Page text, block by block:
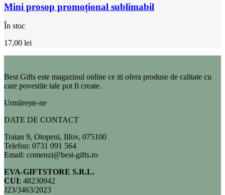
Mini prosop promoțional sublimabil
În stoc
17,00 lei
Best Gifts este magazinul online ce iti ofera produse de calitate cu
care povestile tale pot fi create.
Urmărește-ne
DATE DE CONTACT
Traian 9, Otopeni, Ilfov, 075100
Telefon: 0731 091 564
Email: comenzi@best-gifts.ro
EVA-GIFTSTORE S.R.L.
CUI: 48230942
J23/3463/2023